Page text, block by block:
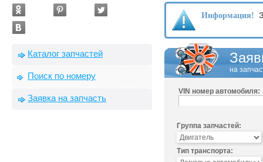
Каталог запчастей
Поиск по номеру
Заявка на запчасть
Информация!
на
VIN номер автомобиля:
Группа запчастей:
Тип транспорта: